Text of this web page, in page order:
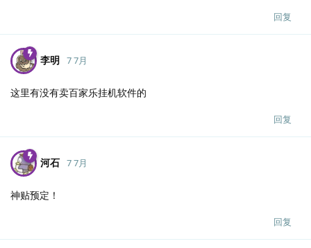
回复
李明 7 7月
这里有没有卖百家乐挂机软件的
回复
河石 7 7月
神贴预定！
回复